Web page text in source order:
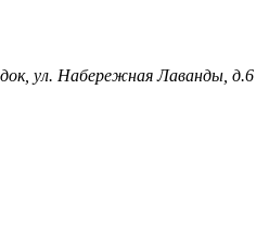
ул. Набережная Лаванды, д.6